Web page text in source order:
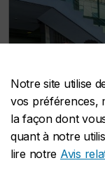
Notre site utilise
vos préférences,
la façon dont
quant à notre
lire notre Avis